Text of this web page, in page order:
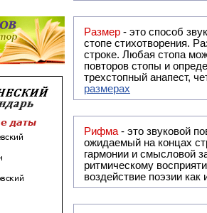
Размер - это способ
стопе стихотворения.
строке. Любая стопа
повторов стопы и
трехстопный анапест,
размерах
Рифма - это звуковой повтор, традиционно используемый в поэзии и, как
ожидаемый на концах
гармонии и смысловой
ритмическому
воздействие поэзии